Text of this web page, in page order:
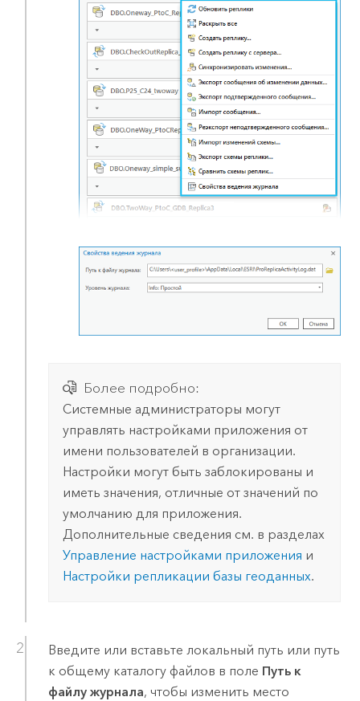
Более подробно:
Системные администраторы могут
управлять настройками приложения от
имени пользователей в организации.
Настройки могут быть заблокированы и
иметь значения, отличные от значений по
умолчанию для приложения.
Дополнительные сведения см. в разделах
Управление настройками приложения и
Настройки репликации базы геоданных.
Введите или вставьте локальный путь или путь
к общему каталогу файлов в поле Путь к
файлу журнала, чтобы изменить место